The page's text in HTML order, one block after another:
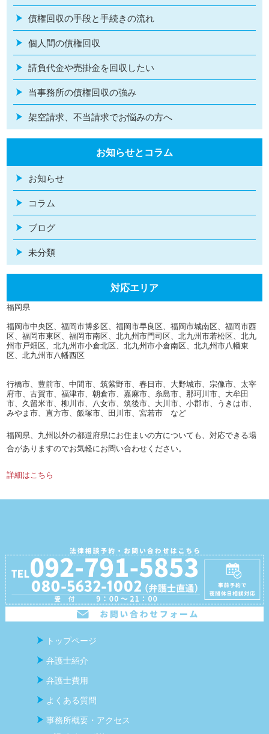
債権回収の手段と手続きの流れ
個人間の債権回収
請負代金や売掛金を回収したい
当事務所の債権回収の強み
架空請求、不当請求でお悩みの方へ
お知らせとコラム
お知らせ
コラム
ブログ
未分類
対応エリア
福岡県
福岡市中央区、福岡市博多区、福岡市早良区、福岡市城南区、福岡市西
区、福岡市東区、福岡市南区、北九州市門司区、北九州市若松区、北九
州市戸畑区、北九州市小倉北区、北九州市小倉南区、北九州市八幡東
区、北九州市八幡西区
行橋市、豊前市、中間市、筑紫野市、春日市、大野城市、宗像市、太宰
府市、古賀市、福津市、朝倉市、嘉麻市、糸島市、那珂川市、大牟田
市、久留米市、柳川市、八女市、筑後市、大川市、小郡市、うきは市、
みやま市、直方市、飯塚市、田川市、宮若市 など
福岡県、九州以外の都道府県にお住まいの方についても、対応できる場
合がありますのでお気軽にお問い合わせください。
詳細はこちら
トップページ
弁護士紹介
弁護士費用
よくある質問
事務所概要・アクセス